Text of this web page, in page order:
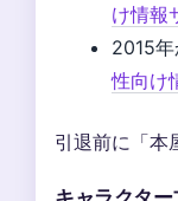
け情報
2015
性向け
引退前に「本